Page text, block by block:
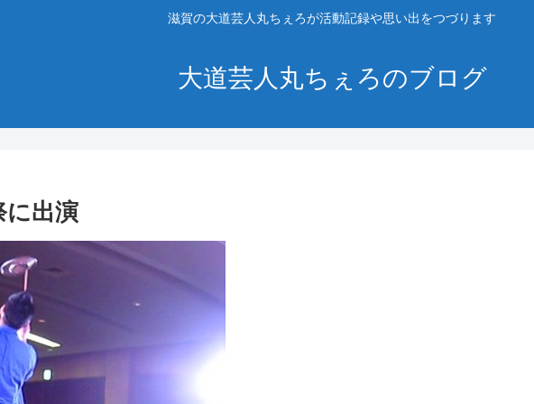
滋賀の大道芸人丸ちぇろが活動記録や思い出をつづります
大道芸人丸ちぇろのブログ
に出演